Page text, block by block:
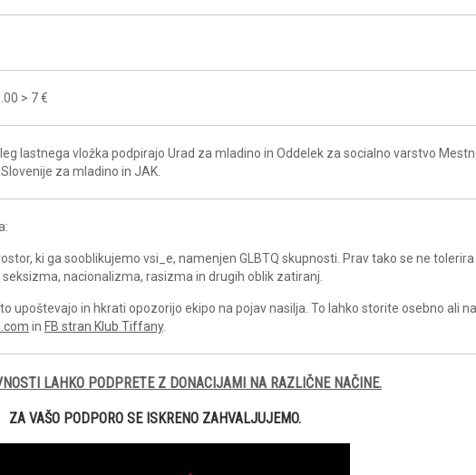
> 7 €
lastnega vložka podpirajo Urad za mladino in Oddelek za socialno varstvo
za mladino in JAK.
ki ga sooblikujemo vsi_e, namenjen GLBTQ skupnosti. Prav tako se ne tolerira
nacionalizma, rasizma in drugih oblik zatiranj.
upoštevajo in hkrati opozorijo ekipo na pojav nasilja. To lahko storite osebno ali
in FB stran Klub Tiffany.
LAHKO PODPRETE Z DONACIJAMI NA RAZLIČNE NAČINE.
ZA VAŠO PODPORO SE ISKRENO ZAHVALJUJEMO.